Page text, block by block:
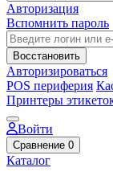
Авторизация
Вспомнить пароль
Восстановить
Авторизироваться
POS периферия
Принтеры
Войти
Сравнение 0
Каталог